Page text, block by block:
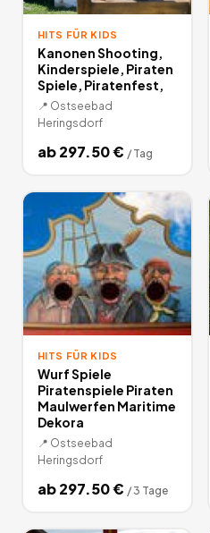
HITS FÜR KIDS
Kanonen Shooting,
Kinderspiele, Piraten
Spiele, Piratenfest,
📍 Ostseebad
Heringsdorf
ab297.50€ / Tag
HITS FÜR KIDS
Wurf Spiele
Piratenspiele Piraten
Maulwerfen Maritime
Dekora
📍 Ostseebad
Heringsdorf
ab297.50€ / 3 Tage